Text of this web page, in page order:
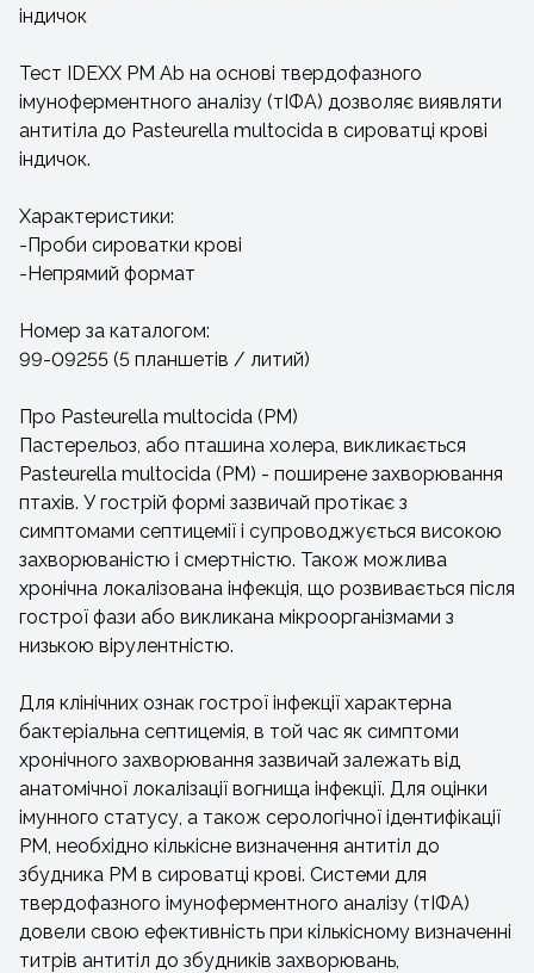
індичок
Тест IDEXX PM Ab на основі твердофазного
імуноферментного аналізу (тІФА) дозволяє виявляти
антитіла до Pasteurella multocida в сироватці крові
індичок.
Характеристики:
-Проби сироватки крові
-Непрямий формат
Номер за каталогом:
99-09255 (5 планшетів / литий)
Про Pasteurella multocida (PM)
Пастерельоз, або пташина холера, викликається
Pasteurella multocida (PM) - поширене захворювання
птахів. У гострій формі зазвичай протікає з
симптомами септицемії і супроводжується високою
захворюваністю і смертністю. Також можлива
хронічна локалізована інфекція, що розвивається після
гострої фази або викликана мікроорганізмами з
низькою вірулентністю.
Для клінічних ознак гострої інфекції характерна
бактеріальна септицемія, в той час як симптоми
хронічного захворювання зазвичай залежать від
анатомічної локалізації вогнища інфекції. Для оцінки
імунного статусу, а також серологічної ідентифікації
РM, необхідно кількісне визначення антитіл до
збудника РM в сироватці крові. Системи для
твердофазного імуноферментного аналізу (тІФА)
довели свою ефективність при кількісному визначенні
титрів антитіл до збудників захворювань,